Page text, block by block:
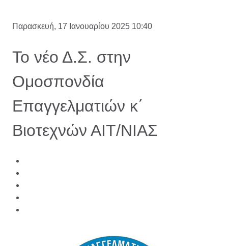
Παρασκευή, 17 Ιανουαρίου 2025 10:40
Το νέο Δ.Σ. στην
Ομοσπονδία
Επαγγελματιών κ΄
Βιοτεχνών ΑΙΤ/ΝΙΑΣ